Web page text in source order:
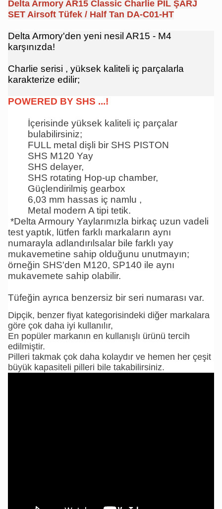
Delta Armory AR15 Classic Charlie PIL ŞARJ
SET Airsoft Tüfek / Half Tan DA-C01-HT
Delta Armory'den yeni nesil AR15 - M4
karşınızda!
Charlie serisi , yüksek kaliteli iç parçalarla
karakterize edilir;
POWERED BY SHS ...!
İçerisinde yüksek kaliteli iç parçalar
bulabilirsiniz;
FULL metal dişli bir SHS PISTON
SHS M120 Yay
SHS delayer,
SHS rotating Hop-up chamber,
Güçlendirilmiş gearbox
6,03 mm hassas iç namlu ,
Metal modern A tipi tetik.
*Delta Armoury Yaylarımızla birkaç uzun vadeli
test yaptık, lütfen farklı markaların aynı
numarayla adlandırılsalar bile farklı yay
mukavemetine sahip olduğunu unutmayın;
örneğin SHS'den M120, SP140 ile aynı
mukavemete sahip olabilir.
Tüfeğin ayrıca benzersiz bir seri numarası var.
Dipçik, benzer fiyat kategorisindeki diğer markalara
göre çok daha iyi kullanılır,
En popüler markanın en kullanışlı ürünü tercih
edilmiştir.
Pilleri takmak çok daha kolaydır ve hemen her çeşit
büyük kapasiteli pilleri bile takabilirsiniz.